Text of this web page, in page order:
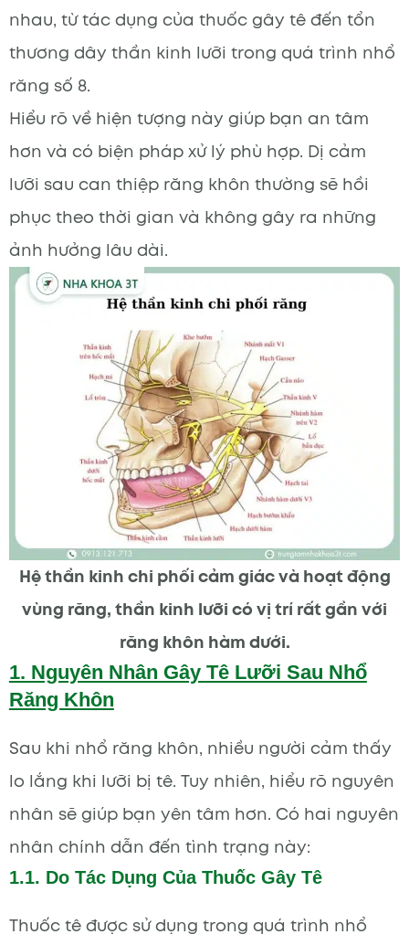
nhau, từ tác dụng của thuốc gây tê đến tổn
thương dây thần kinh lưỡi trong quá trình nhổ
răng số 8.
Hiểu rõ về hiện tượng này giúp bạn an tâm
hơn và có biện pháp xử lý phù hợp. Dị cảm
lưỡi sau can thiệp răng khôn thường sẽ hồi
phục theo thời gian và không gây ra những
ảnh hưởng lâu dài.
Hệ thần kinh chi phối cảm giác và hoạt động
vùng răng, thần kinh lưỡi có vị trí rất gần với
răng khôn hàm dưới.
1. Nguyên Nhân Gây Tê Lưỡi Sau Nhổ
Răng Khôn
Sau khi nhổ răng khôn, nhiều người cảm thấy
lo lắng khi lưỡi bị tê. Tuy nhiên, hiểu rõ nguyên
nhân sẽ giúp bạn yên tâm hơn. Có hai nguyên
nhân chính dẫn đến tình trạng này:
1.1. Do Tác Dụng Của Thuốc Gây Tê
Thuốc tê được sử dụng trong quá trình nhổ